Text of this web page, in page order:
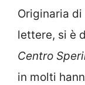
Originaria
lettere, si è
Centro
in molti